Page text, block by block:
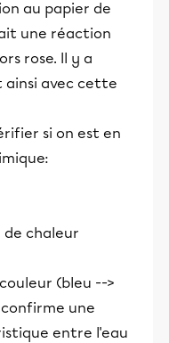
au papier de
une réaction
rose. Il y a
ainsi avec cette
si on est en
chaleur
(bleu -->
une
entre l'eau